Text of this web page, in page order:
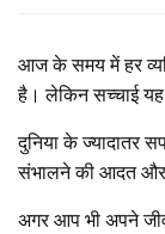
आज के समय में हर
है। लेकिन सच्चाई
दुनिया के ज्यादातर
संभालने की आदत और
अगर आप भी अपने